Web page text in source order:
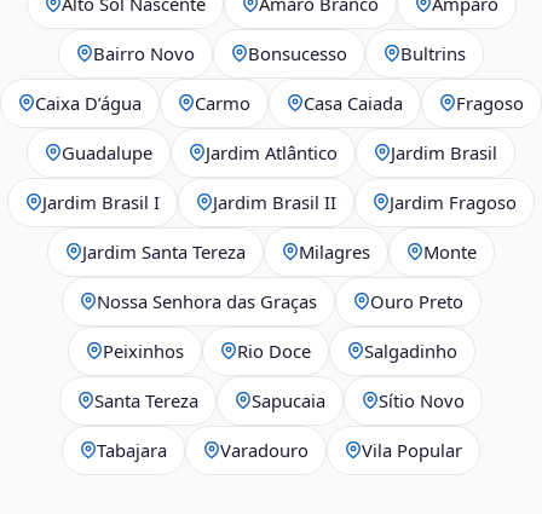
Bairro Novo Bonsucesso Bultrins
Caixa D’água Carmo Casa Caiada Fragoso
Guadalupe Jardim Atlântico Jardim Brasil
Jardim Brasil I Jardim Brasil II Jardim Fragoso
Jardim Santa Tereza Milagres Monte
Nossa Senhora das Graças Ouro Preto
Peixinhos Rio Doce Salgadinho
Santa Tereza Sapucaia Sítio Novo
Tabajara Varadouro Vila Popular